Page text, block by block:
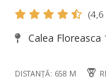
Calea Floreasca
DISTANȚĂ: 658 M